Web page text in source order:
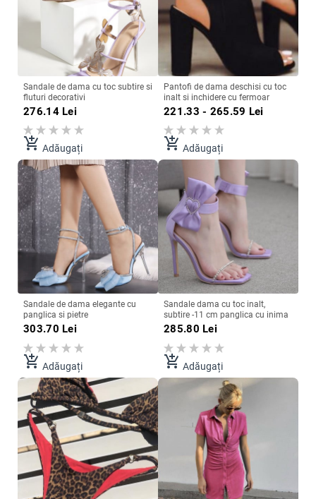
Sandale de dama cu toc subtire si
fluturi decorativi
276.14Lei
add_shopping_cart Adăugați
Pantofi de dama deschisi cu toc
inalt si inchidere cu fermoar
221.33 - 265.59 Lei
add_shopping_cart Adăugați
Sandale de dama elegante cu
panglica si pietre
303.70 Lei
add_shopping_cart Adăugați
Sandale dama cu toc inalt,
subtire -11 cm panglica cu inima
285.80 Lei
add_shopping_cart Adăugați